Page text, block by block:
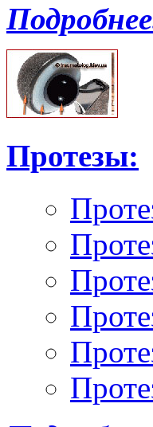
Протезы: